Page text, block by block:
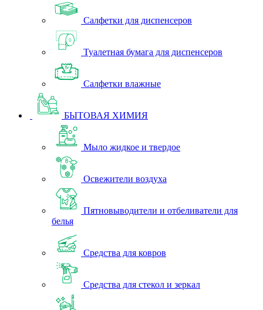
Салфетки для диспенсеров
Туалетная бумага для диспенсеров
Салфетки влажные
БЫТОВАЯ ХИМИЯ
Мыло жидкое и твердое
Освежители воздуха
Пятновыводители и отбеливатели для
белья
Средства для ковров
Средства для стекол и зеркал